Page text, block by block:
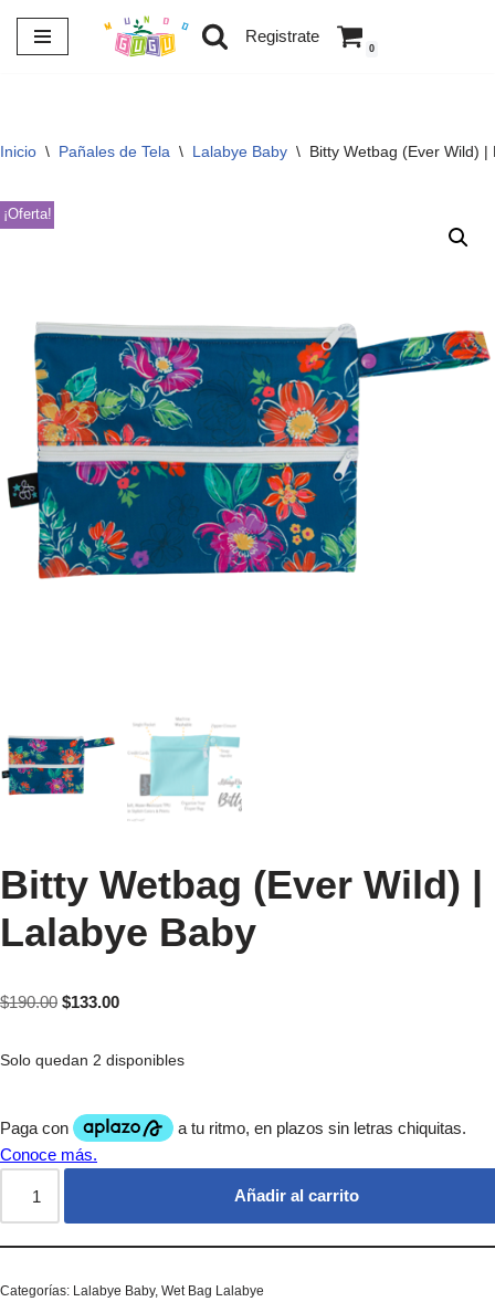
Saltar
Registrate
0
Inicio \ Pañales de Tela \ Lalabye Baby \ Bitty Wetbag (Ever Wild) |
¡Oferta!
Bitty Wetbag (Ever Wild) |
Lalabye Baby
$190.00 $133.00
Solo quedan 2 disponibles
Añadir al carrito
Categorías: Lalabye Baby, Wet Bag Lalabye